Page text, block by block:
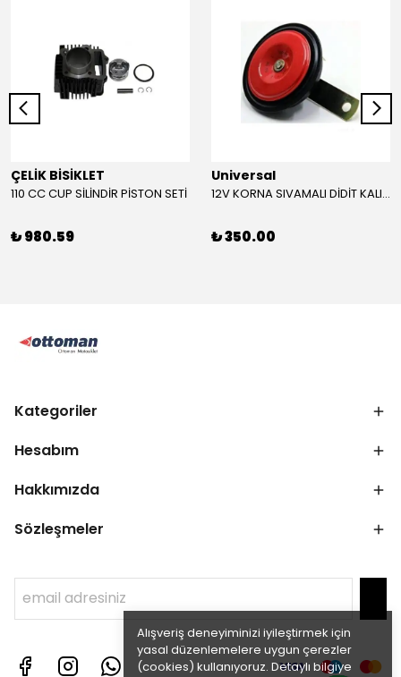
Alışveriş deneyiminizi iyileştirmek için
yasal düzenlemelere uygun çerezler
(cookies) kullanıyoruz. Detaylı bilgiye
ÇELİK BİSİKLET
110 CC CUP SİLİNDİR PİSTON SETİ
₺ 980.59
Universal
12V KORNA SIVAMALI DİDİT KALIN SESLİ (KIRMIZI)
₺ 350.00
Kategoriler
Hesabım
Hakkımızda
Sözleşmeler